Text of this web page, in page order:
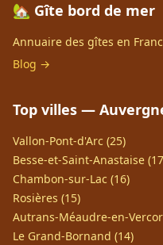
🏡 Gîte bord de mer
Annuaire des gîtes en
Blog →
Top villes —
Vallon-Pont-d'Arc (25)
Besse-et-Saint-Anastaise
Chambon-sur-Lac (16)
Rosières (15)
Autrans-Méaudre-en-
Le Grand-Bornand (14)